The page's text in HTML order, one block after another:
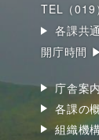
TEL（019
各課共
開庁時間
庁舎案
各課の
組織機